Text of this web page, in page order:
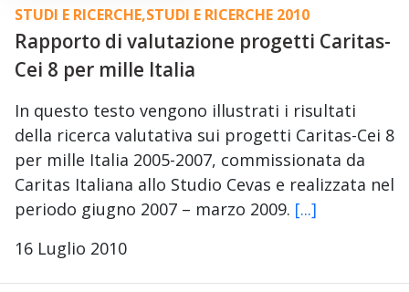
STUDI E RICERCHE,STUDI E RICERCHE 2010
Rapporto di valutazione progetti Caritas-
Cei 8 per mille Italia
In questo testo vengono illustrati i risultati
della ricerca valutativa sui progetti Caritas-Cei 8
per mille Italia 2005-2007, commissionata da
Caritas Italiana allo Studio Cevas e realizzata nel
periodo giugno 2007 – marzo 2009. [...]
16 Luglio 2010